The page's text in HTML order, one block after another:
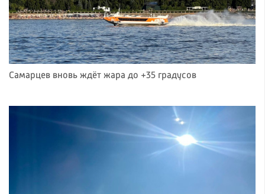
Самарцев вновь ждёт жара до +35 градусов